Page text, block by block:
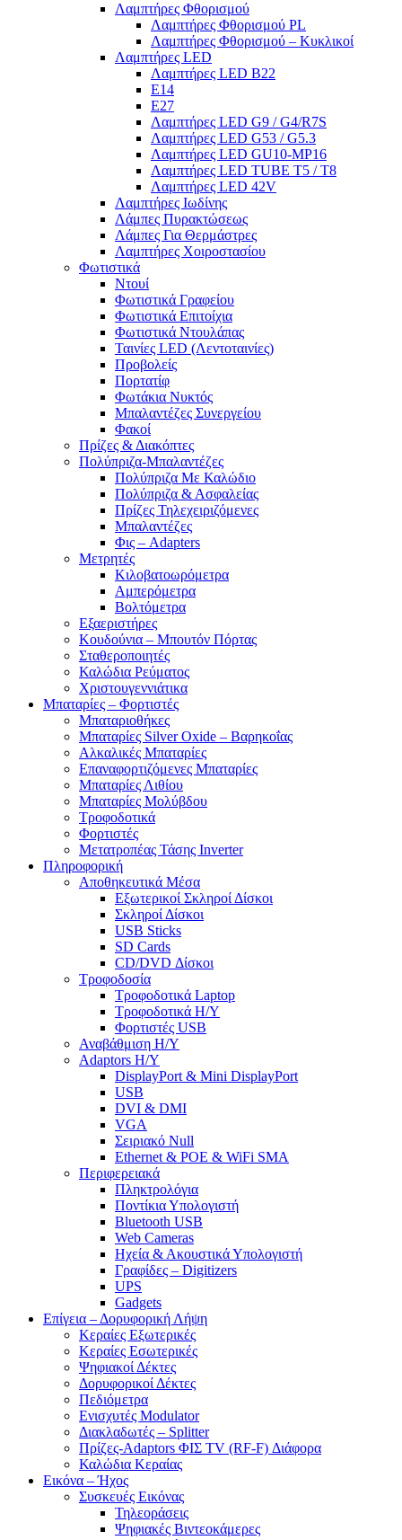
Λαμπτήρες Φθορισμού
Λαμπτήρες Φθορισμού PL
Λαμπτήρες Φθορισμού – Κυκλικοί
Λαμπτήρες LED
Λαμπτήρες LED B22
E14
E27
Λαμπτήρες LED G9 / G4/R7S
Λαμπτήρες LED G53 / G5.3
Λαμπτήρες LED GU10-ΜΡ16
Λαμπτήρες LED TUBE T5 / T8
Λαμπτήρες LED 42V
Λαμπτήρες Ιωδίνης
Λάμπες Πυρακτώσεως
Λάμπες Για Θερμάστρες
Λαμπτήρες Χοιροστασίου
Φωτιστικά
Ντουί
Φωτιστικά Γραφείου
Φωτιστικά Επιτοίχια
Φωτιστικά Ντουλάπας
Ταινίες LED (Λεντοταινίες)
Προβολείς
Πορτατίφ
Φωτάκια Νυκτός
Μπαλαντέζες Συνεργείου
Φακοί
Πρίζες & Διακόπτες
Πολύπριζα-Μπαλαντέζες
Πολύπριζα Με Καλώδιο
Πολύπριζα & Ασφαλείας
Πρίζες Τηλεχειριζόμενες
Μπαλαντέζες
Φις – Adapters
Μετρητές
Κιλοβατοωρόμετρα
Αμπερόμετρα
Βολτόμετρα
Εξαεριστήρες
Κουδούνια – Μπουτόν Πόρτας
Σταθεροποιητές
Καλώδια Ρεύματος
Χριστουγεννιάτικα
Μπαταρίες – Φορτιστές
Μπαταριοθήκες
Μπαταρίες Silver Oxide – Βαρηκοΐας
Αλκαλικές Μπαταρίες
Επαναφορτιζόμενες Μπαταρίες
Μπαταρίες Λιθίου
Μπαταρίες Μολύβδου
Τροφοδοτικά
Φορτιστές
Μετατροπέας Τάσης Inverter
Πληροφορική
Αποθηκευτικά Μέσα
Εξωτερικοί Σκληροί Δίσκοι
Σκληροί Δίσκοι
USB Sticks
SD Cards
CD/DVD Δίσκοι
Τροφοδοσία
Τροφοδοτικά Laptop
Τροφοδοτικά Η/Υ
Φορτιστές USB
Αναβάθμιση Η/Υ
Adaptors Η/Υ
DisplayPort & Mini DisplayPort
USB
DVI & DMI
VGA
Σειριακό Null
Ethernet & POE & WiFi SMA
Περιφερειακά
Πληκτρολόγια
Ποντίκια Υπολογιστή
Bluetooth USB
Web Cameras
Ηχεία & Ακουστικά Υπολογιστή
Γραφίδες – Digitizers
UPS
Gadgets
Επίγεια – Δορυφορική Λήψη
Κεραίες Εξωτερικές
Κεραίες Εσωτερικές
Ψηφιακοί Δέκτες
Δορυφορικοί Δέκτες
Πεδιόμετρα
Ενισχυτές Modulator
Διακλαδωτές – Splitter
Πρίζες-Adaptors ΦΙΣ TV (RF-F) Διάφορα
Καλώδια Κεραίας
Εικόνα – Ήχος
Συσκευές Εικόνας
Τηλεοράσεις
Ψηφιακές Βιντεοκάμερες